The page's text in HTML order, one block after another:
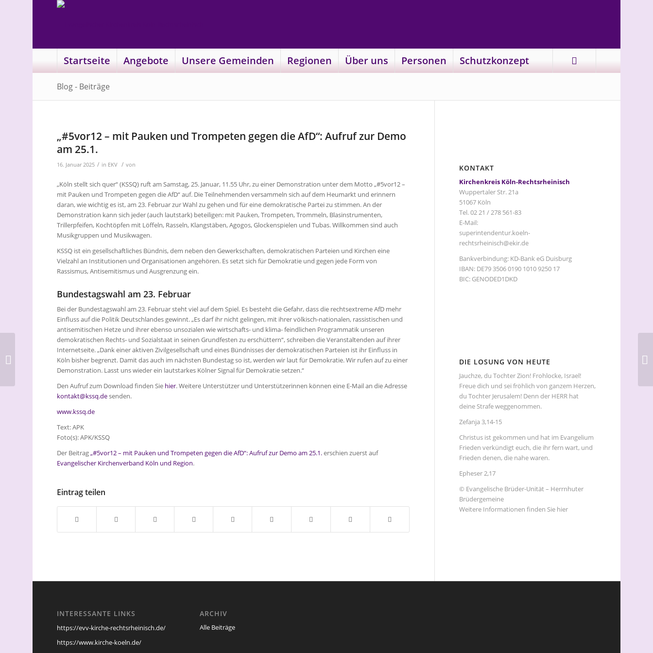
Startseite Angebote Unsere Gemeinden Regionen Über uns Personen Schutzkonzept
Blog - Beiträge
„#5vor12 – mit Pauken und Trompeten gegen die AfD“: Aufruf zur Demo
am 25.1.
16. Januar 2025 / in EKV / von
„Köln stellt sich quer“ (KSSQ) ruft am Samstag, 25. Januar, 11.55 Uhr, zu einer Demonstration unter dem Motto „#5vor12 –
mit Pauken und Trompeten gegen die AfD“ auf. Die Teilnehmenden versammeln sich auf dem Heumarkt und erinnern
daran, wie wichtig es ist, am 23. Februar zur Wahl zu gehen und für eine demokratische Partei zu stimmen. An der
Demonstration kann sich jeder (auch lautstark) beteiligen: mit Pauken, Trompeten, Trommeln, Blasinstrumenten,
Trillerpfeifen, Kochtöpfen mit Löffeln, Rasseln, Klangstäben, Agogos, Glockenspielen und Tubas. Willkommen sind auch
Musikgruppen und Musikwagen.
KSSQ ist ein gesellschaftliches Bündnis, dem neben den Gewerkschaften, demokratischen Parteien und Kirchen eine
Vielzahl an Institutionen und Organisationen angehören. Es setzt sich für Demokratie und gegen jede Form von
Rassismus, Antisemitismus und Ausgrenzung ein.
Bundestagswahl am 23. Februar
Bei der Bundestagswahl am 23. Februar steht viel auf dem Spiel. Es besteht die Gefahr, dass die rechtsextreme AfD mehr
Einfluss auf die Politik Deutschlandes gewinnt. „Es darf ihr nicht gelingen, mit ihrer völkisch-nationalen, rassistischen und
antisemitischen Hetze und ihrer ebenso unsozialen wie wirtschafts- und klima- feindlichen Programmatik unseren
demokratischen Rechts- und Sozialstaat in seinen Grundfesten zu erschüttern“, schreiben die Veranstaltenden auf ihrer
Internetseite. „Dank einer aktiven Zivilgesellschaft und eines Bündnisses der demokratischen Parteien ist ihr Einfluss in
Köln bisher begrenzt. Damit das auch im nächsten Bundestag so ist, werden wir laut für Demokratie. Wir rufen auf zu einer
Demonstration. Lasst uns wieder ein lautstarkes Kölner Signal für Demokratie setzen.“
Den Aufruf zum Download finden Sie hier. Weitere Unterstützer und Unterstützerinnen können eine E-Mail an die Adresse
kontakt@kssq.desenden.
www.kssq.de
Text: APK
Foto(s): APK/KSSQ
Der Beitrag„#5vor12 – mit Pauken und Trompeten gegen die AfD“: Aufruf zur Demo am 25.1.erschien zuerst auf
Evangelischer Kirchenverband Köln und Region.
Eintrag teilen
KONTAKT
Kirchenkreis Köln-Rechtsrheinisch
Wuppertaler Str. 21a
51067 Köln
Tel. 02 21 / 278 561-83
E-Mail:
superintendentur.koeln-
rechtsrheinisch@ekir.de
Bankverbindung: KD-Bank eG Duisburg
IBAN: DE79 3506 0190 1010 9250 17
BIC: GENODED1DKD
DIE LOSUNG VON HEUTE
Jauchze, du Tochter Zion! Frohlocke, Israel!
Freue dich und sei fröhlich von ganzem Herzen,
du Tochter Jerusalem! Denn der HERR hat
deine Strafe weggenommen.
Zefanja 3,14-15
Christus ist gekommen und hat im Evangelium
Frieden verkündigt euch, die ihr fern wart, und
Frieden denen, die nahe waren.
Epheser 2,17
© Evangelische Brüder-Unität – Herrnhuter
Brüdergemeine
Weitere Informationen finden Sie hier
INTERESSANTE LINKS
https://evv-kirche-rechtsrheinisch.de/
https://www.kirche-koeln.de/
ARCHIV
Alle Beiträge
Jetzt vormerken:
Braunsfelder Forum
am 20. Januar – Was
kommt mit Donald ...